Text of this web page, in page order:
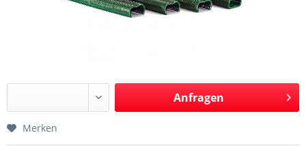
Anfragen
Merken